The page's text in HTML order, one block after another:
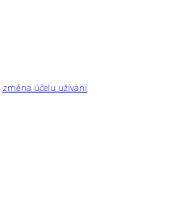
změna účelu užívání